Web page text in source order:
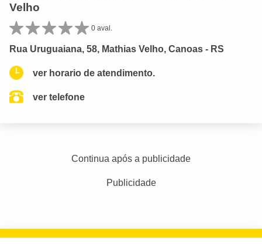
Velho
0 aval.
Rua Uruguaiana, 58, Mathias Velho, Canoas - RS
ver horario de atendimento.
ver telefone
Continua após a publicidade
Publicidade